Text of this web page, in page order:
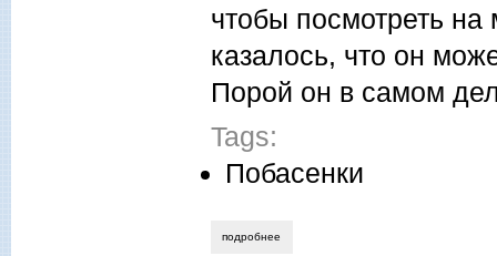
чтобы посмотреть
казалось, что он
Порой он в самом
Tags:
Побасенки
подробнее